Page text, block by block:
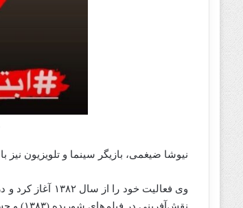
نیوشا ضیغمی، بازیگر سینما و تلویزیون
وی فعالیت خود